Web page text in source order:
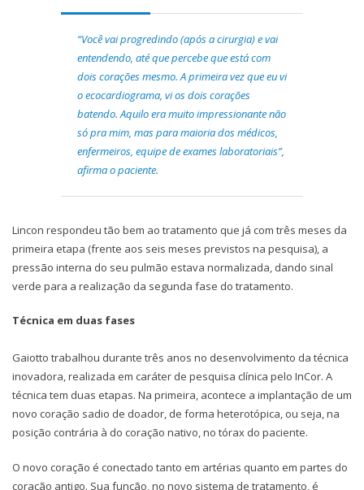
“Você vai progredindo (após a cirurgia) e vai
entendendo, até que percebe que está com
dois corações mesmo. A primeira vez que eu vi
o ecocardiograma, vi os dois corações
batendo. Aquilo era muito impressionante não
só pra mim, mas para maioria dos médicos,
enfermeiros, equipe de exames laboratoriais”,
afirma o paciente.
Lincon respondeu tão bem ao tratamento que já com três meses da
primeira etapa (frente aos seis meses previstos na pesquisa), a
pressão interna do seu pulmão estava normalizada, dando sinal
verde para a realização da segunda fase do tratamento.
Técnica em duas fases
Gaiotto trabalhou durante três anos no desenvolvimento da técnica
inovadora, realizada em caráter de pesquisa clínica pelo InCor. A
técnica tem duas etapas. Na primeira, acontece a implantação de um
novo coração sadio de doador, de forma heterotópica, ou seja, na
posição contrária à do coração nativo, no tórax do paciente.
O novo coração é conectado tanto em artérias quanto em partes do
coração antigo. Sua função, no novo sistema de tratamento, é